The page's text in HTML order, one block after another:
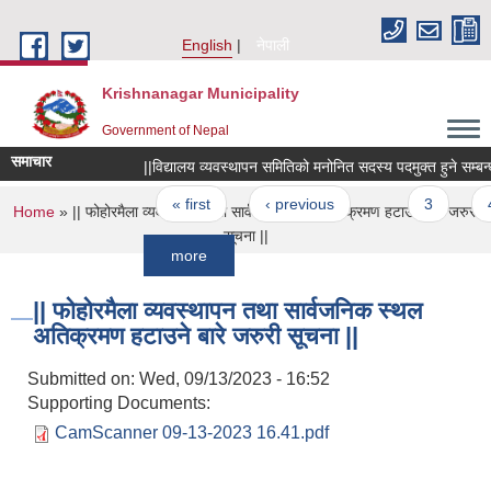
English
नेपाली
Krishnanagar Municipality
Government of Nepal
समाचार ||विद्यालय व्यवस्थापन समितिको मनोनित सदस्य पदमुक्त हुने सम्बन्धमा ||
Pages
« first ‹ previous … 3 4
more
You are here
Home» || फोहोरमैला व्यवस्थापन तथा सार्वजनिक स्थल अतिक्रमण हटाउने बारे जरुरी
सूचना ||
|| फोहोरमैला व्यवस्थापन तथा सार्वजनिक स्थल
अतिक्रमण हटाउने बारे जरुरी सूचना ||
Submitted on: Wed, 09/13/2023 - 16:52
Supporting Documents:
CamScanner 09-13-2023 16.41.pdf